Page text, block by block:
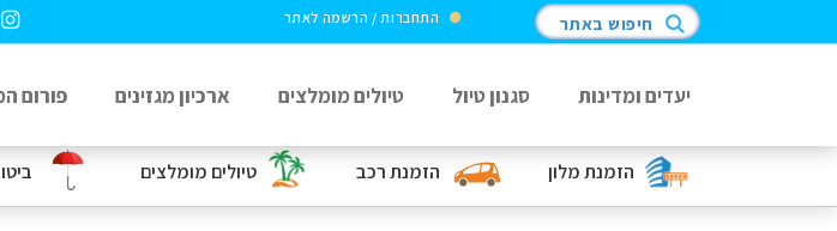
הזמנת מלון הזמנת רכב טיולים מומלצים
התחברות / הרשמה לאתר חיפוש באתר
יעדים ומדינות סגנון טיול טיולים מומלצים ארכיון מגזינים פורום